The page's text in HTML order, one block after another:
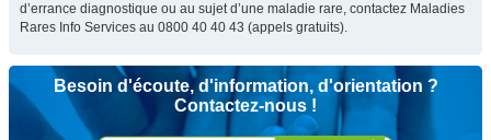
d’errance diagnostique ou au sujet d’une maladie rare, contactez Maladies
Rares Info Services au 0800 40 40 43 (appels gratuits).
Besoin d'écoute, d'information, d'orientation ?
Contactez-nous !